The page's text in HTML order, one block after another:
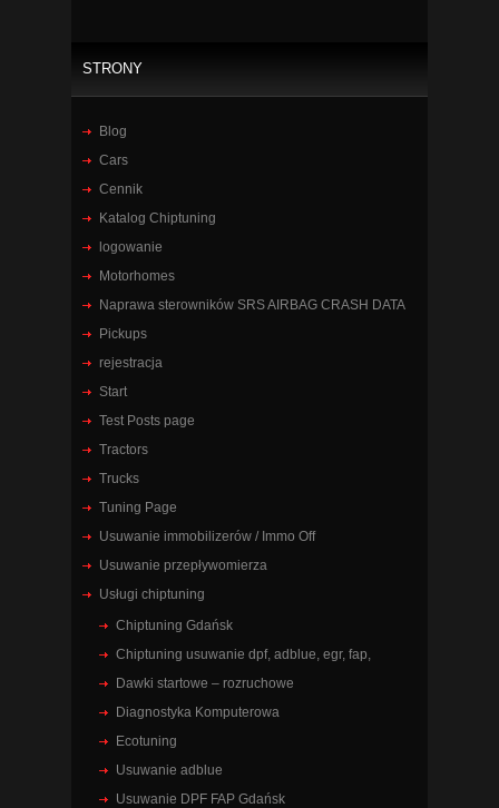
STRONY
Blog
Cars
Cennik
Katalog Chiptuning
logowanie
Motorhomes
Naprawa sterowników SRS AIRBAG CRASH DATA
Pickups
rejestracja
Start
Test Posts page
Tractors
Trucks
Tuning Page
Usuwanie immobilizerów / Immo Off
Usuwanie przepływomierza
Usługi chiptuning
Chiptuning Gdańsk
Chiptuning usuwanie dpf, adblue, egr, fap,
Dawki startowe – rozruchowe
Diagnostyka Komputerowa
Ecotuning
Usuwanie adblue
Usuwanie DPF FAP Gdańsk